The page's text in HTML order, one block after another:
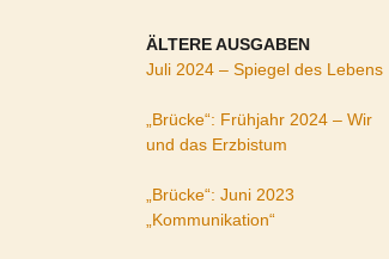
ÄLTERE AUSGABEN
Juli 2024 – Spiegel des Lebens
„Brücke“: Frühjahr 2024 – Wir
und das Erzbistum
„Brücke“: Juni 2023
„Kommunikation“